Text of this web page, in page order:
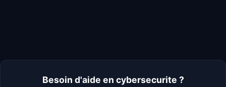
Besoin d'aide en cybersecurite ?